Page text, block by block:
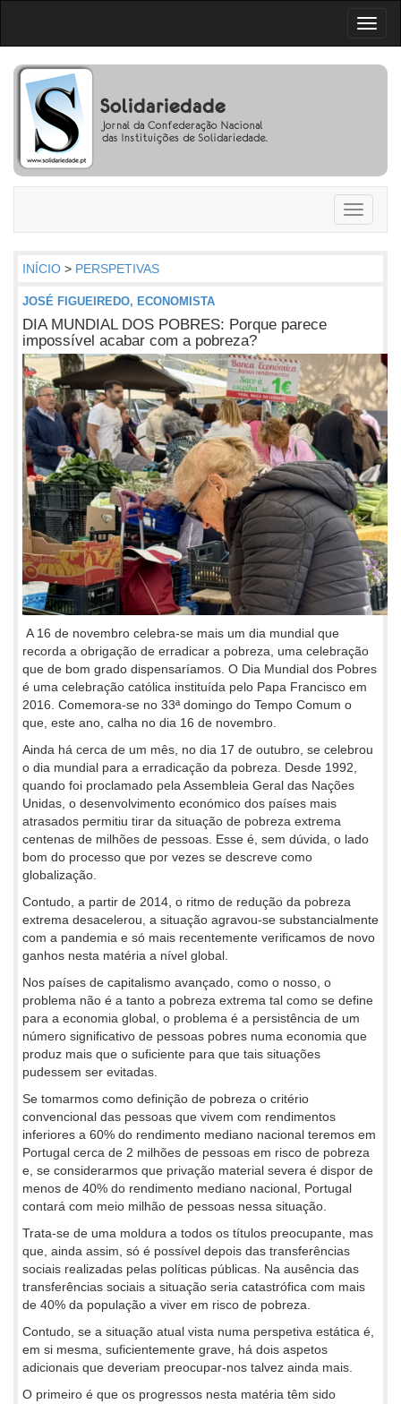
Toggle
INÍCIO > PERSPETIVAS
JOSÉ FIGUEIREDO, ECONOMISTA
DIA MUNDIAL DOS POBRES: Porque parece
impossível acabar com a pobreza?
A 16 de novembro celebra-se mais um dia mundial que
recorda a obrigação de erradicar a pobreza, uma celebração
que de bom grado dispensaríamos. O Dia Mundial dos Pobres
é uma celebração católica instituída pelo Papa Francisco em
2016. Comemora-se no 33ª domingo do Tempo Comum o
que, este ano, calha no dia 16 de novembro.
Ainda há cerca de um mês, no dia 17 de outubro, se celebrou
o dia mundial para a erradicação da pobreza. Desde 1992,
quando foi proclamado pela Assembleia Geral das Nações
Unidas, o desenvolvimento económico dos países mais
atrasados permitiu tirar da situação de pobreza extrema
centenas de milhões de pessoas. Esse é, sem dúvida, o lado
bom do processo que por vezes se descreve como
globalização.
Contudo, a partir de 2014, o ritmo de redução da pobreza
extrema desacelerou, a situação agravou-se substancialmente
com a pandemia e só mais recentemente verificamos de novo
ganhos nesta matéria a nível global.
Nos países de capitalismo avançado, como o nosso, o
problema não é a tanto a pobreza extrema tal como se define
para a economia global, o problema é a persistência de um
número significativo de pessoas pobres numa economia que
produz mais que o suficiente para que tais situações
pudessem ser evitadas.
Se tomarmos como definição de pobreza o critério
convencional das pessoas que vivem com rendimentos
inferiores a 60% do rendimento mediano nacional teremos em
Portugal cerca de 2 milhões de pessoas em risco de pobreza
e, se considerarmos que privação material severa é dispor de
menos de 40% do rendimento mediano nacional, Portugal
contará com meio milhão de pessoas nessa situação.
Trata-se de uma moldura a todos os títulos preocupante, mas
que, ainda assim, só é possível depois das transferências
sociais realizadas pelas políticas públicas. Na ausência das
transferências sociais a situação seria catastrófica com mais
de 40% da população a viver em risco de pobreza.
Contudo, se a situação atual vista numa perspetiva estática é,
em si mesma, suficientemente grave, há dois aspetos
adicionais que deveriam preocupar-nos talvez ainda mais.
O primeiro é que os progressos nesta matéria têm sido